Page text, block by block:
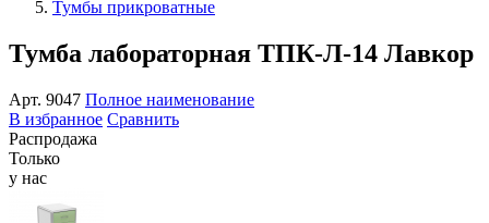
Тумбы прикроватные
Тумба лабораторная ТПК-Л-14 Лавкор
Арт. 9047 Полное наименование
В избранное Сравнить
Распродажа
Только
у нас